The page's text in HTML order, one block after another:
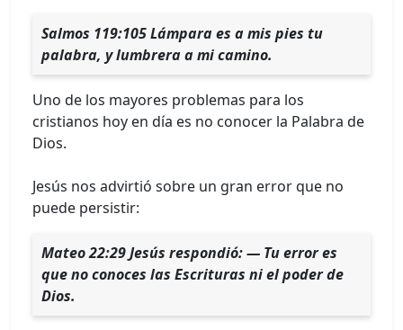
Salmos 119:105 Lámpara es a mis pies tu
palabra, y lumbrera a mi camino.
Uno de los mayores problemas para los
cristianos hoy en día es no conocer la Palabra de
Dios.
Jesús nos advirtió sobre un gran error que no
puede persistir:
Mateo 22:29 Jesús respondió: — Tu error es
que no conoces las Escrituras ni el poder de
Dios.